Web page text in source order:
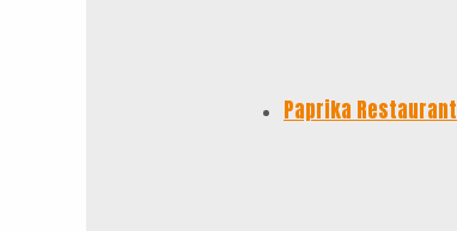
Paprika Restaurant